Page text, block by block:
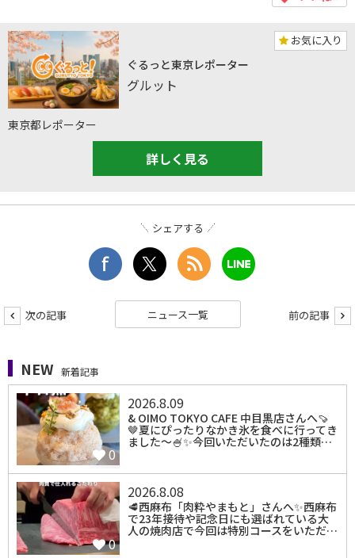
お気に入り
ぐるっと東京レポーター
グルット
東京都レポーター
詳しく見る
シェアする
次の記事 ニュース一覧 前の記事
NEW 新着記事
0
2026.8.09
⁡& OIMO TOKYO CAFE 中目黒店さんへ🍠
🤎夏にぴったりなかき氷を食べに行ってき
ました〜🍧✨️今回いただいたのは2種類…
0
2026.8.08
🥩西麻布「肉粋やまもと」さんへ✨西麻布
で23年接待や記念日にも選ばれている大
人の焼肉店で今回は特別コースをいただ…